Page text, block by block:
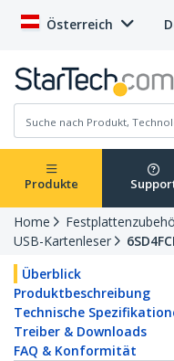
Österreich
Produkte
Home
USB-Kartenleser
Überblick
Produktbeschreibung
Technische
Treiber & Downloads
FAQ & Konformität